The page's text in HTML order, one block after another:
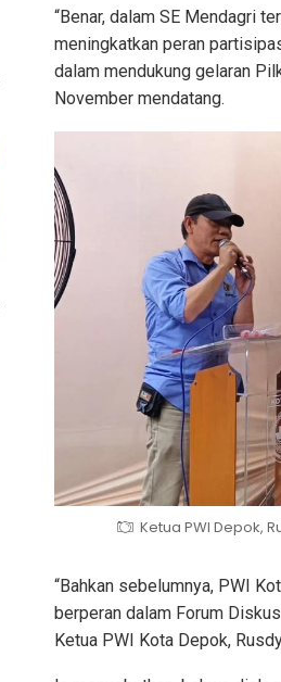
“Benar, dalam SE Mendagri
meningkatkan peran
dalam mendukung gelaran
November mendatang.
Ketua PWI Depok,
“Bahkan sebelumnya, PWI
berperan dalam Forum
Ketua PWI Kota Depok,